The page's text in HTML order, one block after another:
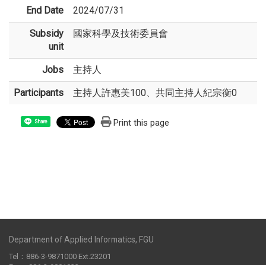
End Date 2024/07/31
Subsidy
unit
國家科學及技術委員會
Jobs 主持人
Participants 主持人許惠美100、共同主持人紀宗衡0
Share Print this page
Department of Applied Informatics, FGU
Tel：886-3-9871000 Ext.23201